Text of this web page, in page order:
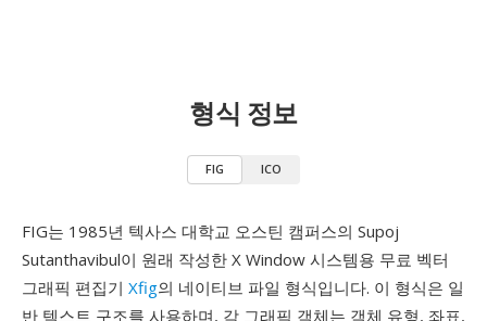
형식 정보
FIG ICO
FIG는 1985년 텍사스 대학교 오스틴 캠퍼스의 Supoj
Sutanthavibul이 원래 작성한 X Window 시스템용 무료 벡터
그래픽 편집기 Xfig의 네이티브 파일 형식입니다. 이 형식은 일
반 텍스트 구조를 사용하며, 각 그래픽 객체는 객체 유형, 좌표,